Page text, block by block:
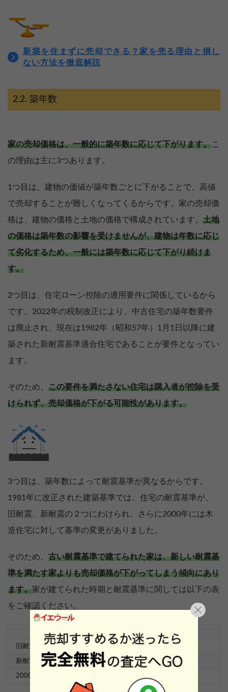
新築を住まずに売却できる？家を売る理由と損し
ない方法を徹底解説
築年数
家の売却価格は、一般的に築年数に応じて下がります。こ
の理由は主に3つあります。
1つ目は、建物の価値が築年数ごとに下がることで、高値
で売却することが難しくなってくるからです。家の売却価
格は、建物の価格と土地の価格で構成されています。 土地
の価格は築年数の影響を受けませんが、建物は年数に応じ
て劣化するため、一般には築年数に応じて下がり続けま
す。
2つ目は、住宅ローン控除の適用要件に関係しているから
です。2022年の税制改正により、中古住宅の築年数要件
は廃止され、現在は1982年（昭和57年）1月1日以降に建
築された新耐震基準適合住宅であることが要件となってい
ます。
そのため、 この要件を満たさない住宅は購入者が控除を受
けられず、売却価格が下がる可能性があります。
3つ目は、築年数によって耐震基準が異なるからです。
1981年に改正された建築基準では、住宅の耐震基準が、
旧耐震、新耐震の２つにわけられ、さらに2000年には木
造住宅に対して基準の変更がありました。
そのため、 古い耐震基準で建てられた家は、新しい耐震基
準を満たす家よりも売却価格が下がってしまう傾向にあり
ます。家が建てられた時期と耐震基準に関しては以下の表
をご確認ください。
耐震基準 建てられた年月日
旧耐震基準（旧耐震） 1981年5月31日以前
新耐震基準（新耐震） 1981年6月1日以降
2000年基準